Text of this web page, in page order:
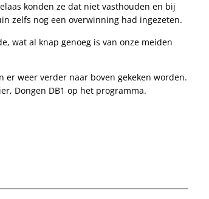
konden ze dat niet vasthouden en bij
zelfs nog een overwinning had ingezeten.
wat al knap genoeg is van onze meiden
er weer verder naar boven gekeken worden.
Dongen DB1 op het programma.